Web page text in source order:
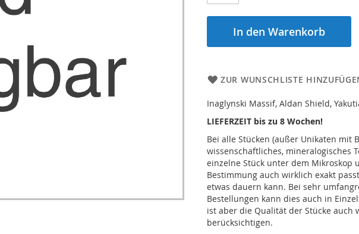
In den Warenkorb
ZUR WUNSCHLISTE
Inaglynski Massif, Aldan Shield,
LIEFERZEIT bis zu 8 Wochen!
Bei alle Stücken (außer Unikaten mit
wissenschaftliches, mineralogisches
einzelne Stück unter dem Mikroskop
Bestimmung auch wirklich exakt
etwas dauern kann. Bei sehr
Bestellungen kann dies auch in
ist aber die Qualität der Stücke
berücksichtigen.